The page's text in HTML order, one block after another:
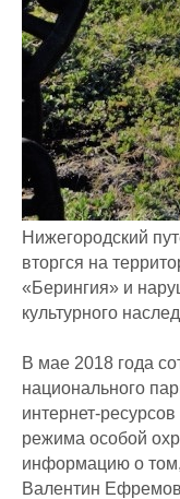
Нижегородский
вторгся на
«Берингия» и
культурного
В мае 2018 года
национального
интернет-
режима особой
информацию о том,
Валентин